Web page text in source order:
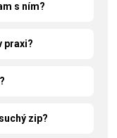
s ním?
praxi?
zip?